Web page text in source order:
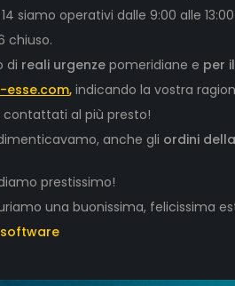
14 siamo operativi dalle 9:00 alle
chiuso.
di reali urgenze pomeridiane e per
esse.com, indicando la vostra
contattati al più presto!
anche gli ordini
prestissimo!
una buonissima, felicissima
software